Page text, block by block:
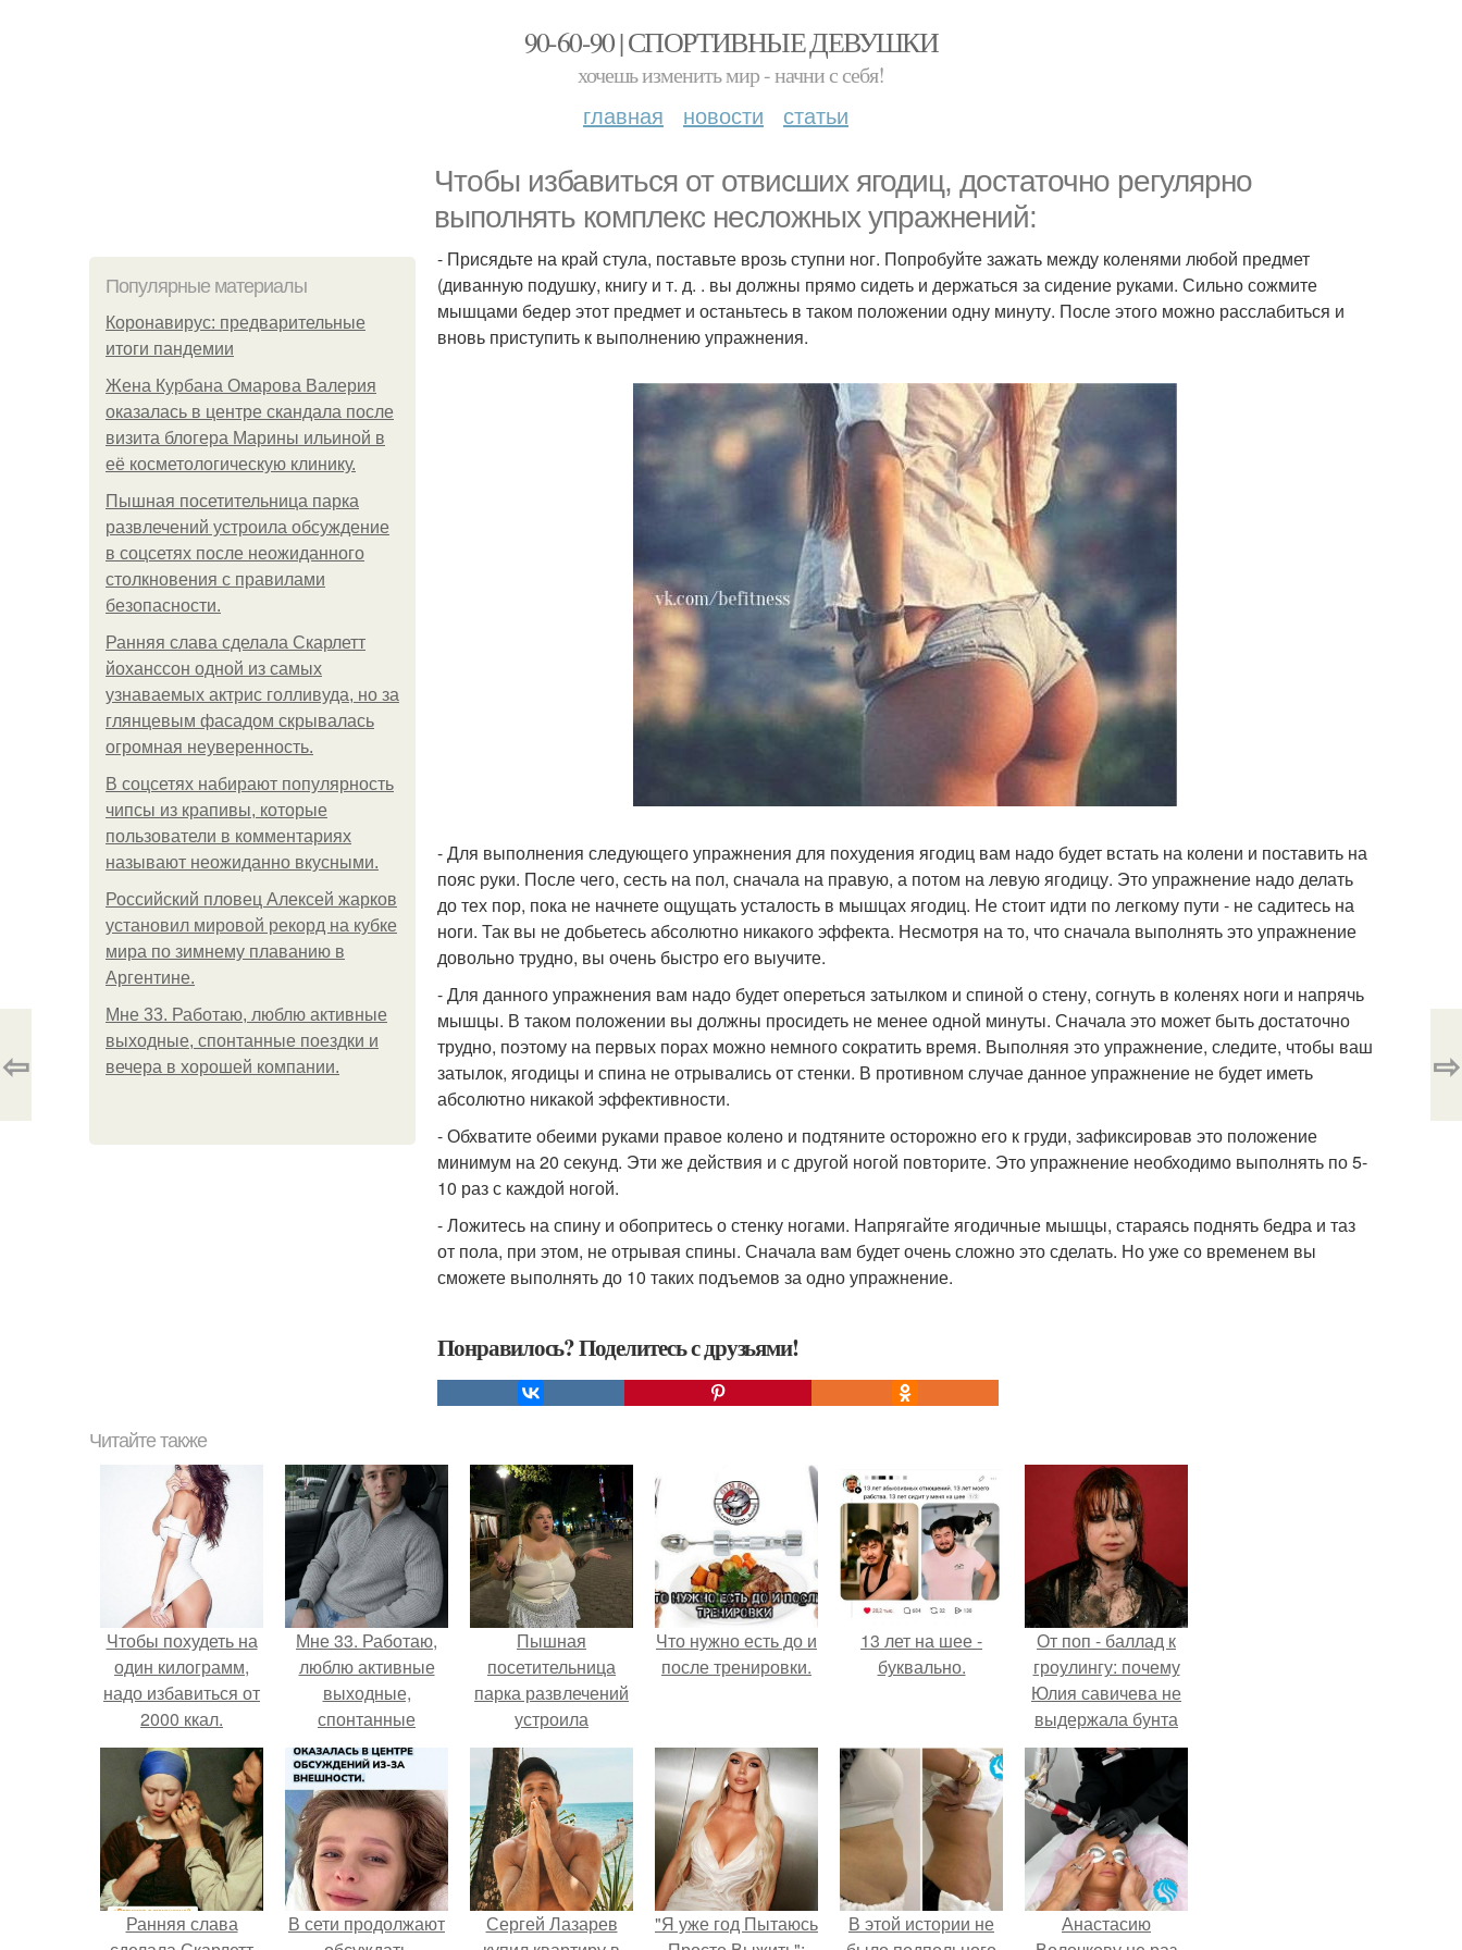
90-60-90 | СПОРТИВНЫЕ ДЕВУШКИ
хочешь изменить мир - начни с себя!
главная новости статьи
Чтобы избавиться от отвисших ягодиц, достаточно регулярно
выполнять комплекс несложных упражнений:
Популярные материалы
Коронавирус: предварительные
итоги пандемии
Жена Курбана Омарова Валерия
оказалась в центре скандала после
визита блогера Марины ильиной в
её косметологическую клинику.
Пышная посетительница парка
развлечений устроила обсуждение
в соцсетях после неожиданного
столкновения с правилами
безопасности.
Ранняя слава сделала Скарлетт
йоханссон одной из самых
узнаваемых актрис голливуда, но за
глянцевым фасадом скрывалась
огромная неуверенность.
В соцсетях набирают популярность
чипсы из крапивы, которые
пользователи в комментариях
называют неожиданно вкусными.
Российский пловец Алексей жарков
установил мировой рекорд на кубке
мира по зимнему плаванию в
Аргентине.
Мне 33. Работаю, люблю активные
выходные, спонтанные поездки и
вечера в хорошей компании.
- Присядьте на край стула, поставьте врозь ступни ног. Попробуйте зажать между коленями любой предмет
(диванную подушку, книгу и т. д. . вы должны прямо сидеть и держаться за сидение руками. Сильно сожмите
мышцами бедер этот предмет и останьтесь в таком положении одну минуту. После этого можно расслабиться и
вновь приступить к выполнению упражнения.
- Для выполнения следующего упражнения для похудения ягодиц вам надо будет встать на колени и поставить на
пояс руки. После чего, сесть на пол, сначала на правую, а потом на левую ягодицу. Это упражнение надо делать
до тех пор, пока не начнете ощущать усталость в мышцах ягодиц. Не стоит идти по легкому пути - не садитесь на
ноги. Так вы не добьетесь абсолютно никакого эффекта. Несмотря на то, что сначала выполнять это упражнение
довольно трудно, вы очень быстро его выучите.
- Для данного упражнения вам надо будет опереться затылком и спиной о стену, согнуть в коленях ноги и напрячь
мышцы. В таком положении вы должны просидеть не менее одной минуты. Сначала это может быть достаточно
трудно, поэтому на первых порах можно немного сократить время. Выполняя это упражнение, следите, чтобы ваш
затылок, ягодицы и спина не отрывались от стенки. В противном случае данное упражнение не будет иметь
абсолютно никакой эффективности.
- Обхватите обеими руками правое колено и подтяните осторожно его к груди, зафиксировав это положение
минимум на 20 секунд. Эти же действия и с другой ногой повторите. Это упражнение необходимо выполнять по 5-
10 раз с каждой ногой.
- Ложитесь на спину и обопритесь о стенку ногами. Напрягайте ягодичные мышцы, стараясь поднять бедра и таз
от пола, при этом, не отрывая спины. Сначала вам будет очень сложно это сделать. Но уже со временем вы
сможете выполнять до 10 таких подъемов за одно упражнение.
Понравилось? Поделитесь с друзьями!
⇦ ⇨
Читайте также
Чтобы похудеть на
один килограмм,
надо избавиться от
2000 ккал.
Мне 33. Работаю,
люблю активные
выходные,
спонтанные
поездки и вечера в
хорошей компании.
Пышная
посетительница
парка развлечений
устроила
обсуждение в
соцсетях после
неожиданного
столкновения с
правилами
безопасности.
Что нужно есть до и
после тренировки.
13 лет на шее -
буквально.
От поп - баллад к
гроулингу: почему
Юлия савичева не
выдержала бунта
собственной
аудитории.
Ранняя слава
В сети продолжают
Сергей Лазарев
"Я уже год Пытаюсь
В этой истории не
Анастасию